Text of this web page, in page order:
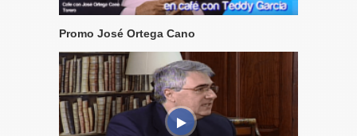
Promo José Ortega Cano